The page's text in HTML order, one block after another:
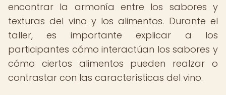
encontrar la armonía entre los sabores y
texturas del vino y los alimentos. Durante el
taller, es importante explicar a los
participantes cómo interactúan los sabores y
cómo ciertos alimentos pueden realzar o
contrastar con las características del vino.